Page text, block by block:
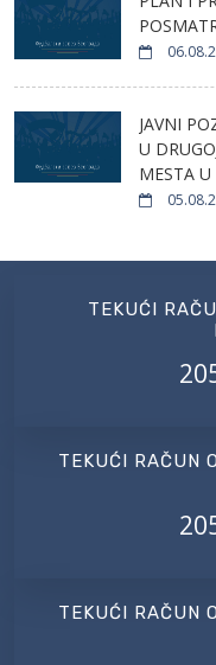
JAVNI
U
MESTA
TEKUĆI
TEKUĆI RAČUN
TEKUĆI RAČUN